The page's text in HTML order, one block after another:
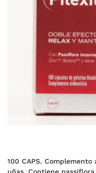
100 CAPS.